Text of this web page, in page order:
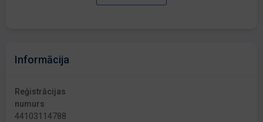
Informācija
Reģistrācijas
numurs
44103114788